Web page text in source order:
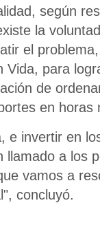
según
la
el
Vida, para
de
en horas
e invertir en
llamado a los
vamos a
, concluyó.